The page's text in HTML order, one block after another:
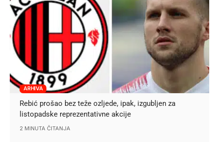
ARHIVA
Rebić prošao bez teže ozljede, ipak, izgubljen za
listopadske reprezentativne akcije
2 MINUTA ČITANJA